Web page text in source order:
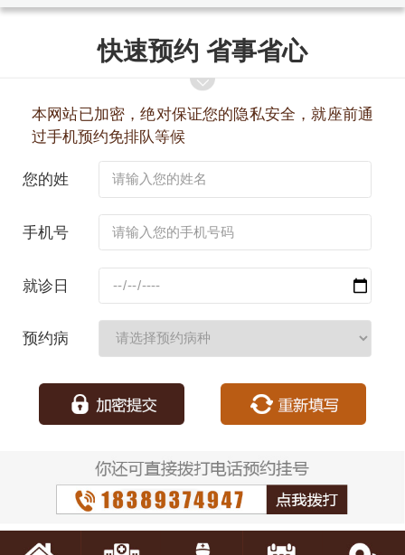
快速预约 省事省心
本网站已加密，绝对保证您的隐私安全，就座前通
过手机预约免排队等候
您的姓
手机号
就诊日
预约病